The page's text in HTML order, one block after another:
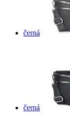
černá
černá